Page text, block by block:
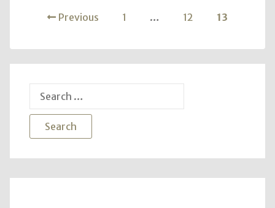
Posts
navigation
Previous 1 … 12 13
Search